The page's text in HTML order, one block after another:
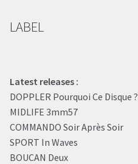
LABEL
Latest releases :
DOPPLER Pourquoi Ce Disque ?
MIDLIFE 3mm57
COMMANDO Soir Après Soir
SPORT In Waves
BOUCAN Deux